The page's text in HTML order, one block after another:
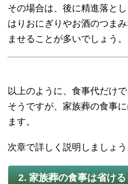
その場合は、後に精進落と
はりおにぎりやお酒のつま
ませることが多いでしょう。
以上のように、食事代だけ
そうですが、家族葬の食事
ます。
次章で詳しく説明しましょう
2. 家族葬の食事は省ける